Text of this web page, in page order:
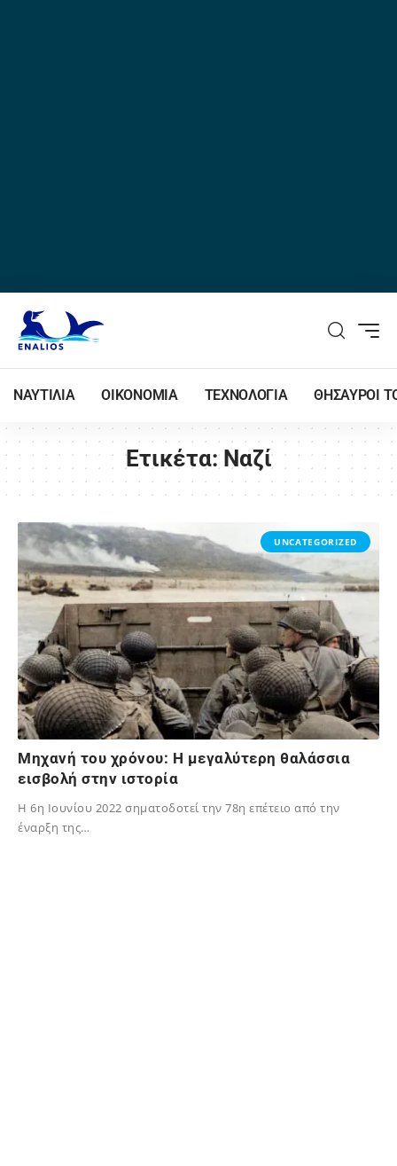
ΝΑΥΤΙΛΙΑ ΟΙΚΟΝΟΜΙΑ ΤΕΧΝΟΛΟΓΙΑ ΘΗΣΑΥΡΟΙ
Ετικέτα:Ναζί
UNCATEGORIZED
Μηχανή του χρόνου: Η μεγαλύτερη θαλάσσια
εισβολή στην ιστορία
Η 6η Ιουνίου 2022 σηματοδοτεί την 78η επέτειο από την
έναρξη της…